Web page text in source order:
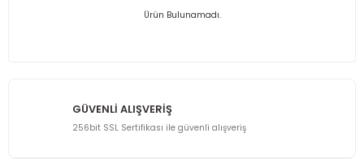
Ürün Bulunamadı.
GÜVENLİ ALIŞVERİŞ
256bit SSL Sertifikası ile güvenli alışveriş